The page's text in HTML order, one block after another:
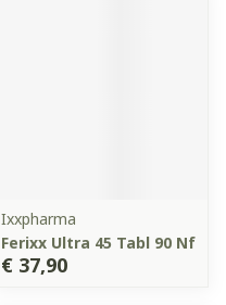
Ixxpharma
Ferixx Ultra 45 Tabl 90 Nf
€ 37,90